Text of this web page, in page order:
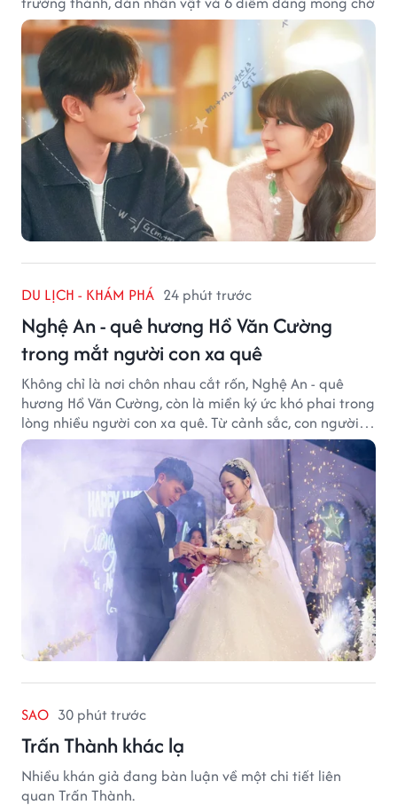
DU LỊCH - KHÁM PHÁ 24 phút trước
Nghệ An - quê hương Hồ Văn Cường
trong mắt người con xa quê
Không chỉ là nơi chôn nhau cắt rốn, Nghệ An - quê
hương Hồ Văn Cường, còn là miền ký ức khó phai trong
lòng nhiều người con xa quê. Từ cảnh sắc, con người
đến hương vị quê nhà, tất cả đều trở thành những
điều khiến họ luôn mong ngày trở về.
SAO 30 phút trước
Trấn Thành khác lạ
Nhiều khán giả đang bàn luận về một chi tiết liên
quan Trấn Thành.